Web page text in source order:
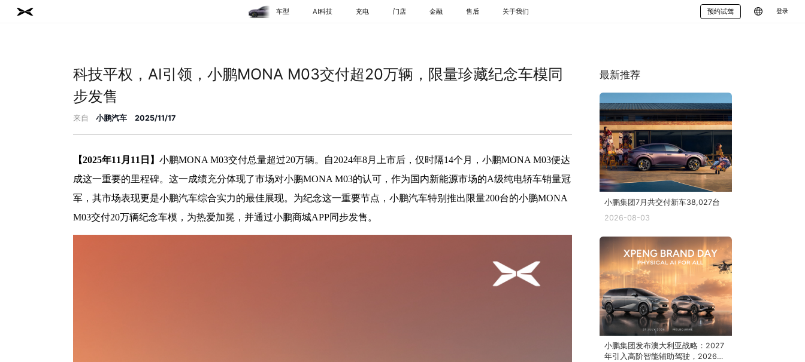
车型
G9
AI科技 充电 门店 金融 售后 关于我们 预约试驾 登录
科技平权，AI引领，小鹏MONA M03交付超20万辆，限量珍藏纪念车模同
步发售
来自 小鹏汽车 2025/11/17
【2025年11月11 日】 小鹏MONA M03交付总量超过20万辆。自2024年8月上市后，仅时隔14个月，小鹏MONA M03便达
成这一重要的里程碑。这一成绩充分体现了市场对小鹏MONA M03的认可，作为国内新能源市场的A级纯电轿车销量冠
军，其市场表现更是小鹏汽车综合实力的最佳展现。为纪念这一重要节点，小鹏汽车特别推出限量200台的小鹏MONA
M03交付20万辆纪念车模，为热爱加冕，并通过小鹏商城APP同步发售。
最新推荐
小鹏集团7月共交付新车38,027台
2026-08-03
小鹏集团发布澳大利亚战略：2027
年引入高阶智能辅助驾驶，2026下